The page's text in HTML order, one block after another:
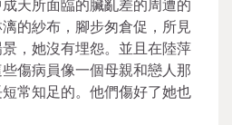
天所面臨的臟亂差的周遭的
的紗布，腳步匆倉促，所見
，她沒有埋怨。並且在陸萍
傷病員像一個母親和戀人那
常知足的。他們傷好了她也